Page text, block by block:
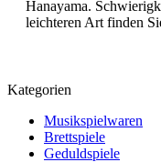
Hanayama.
leichteren Art finden
Kategorien
Musikspielwaren
Brettspiele
Geduldspiele